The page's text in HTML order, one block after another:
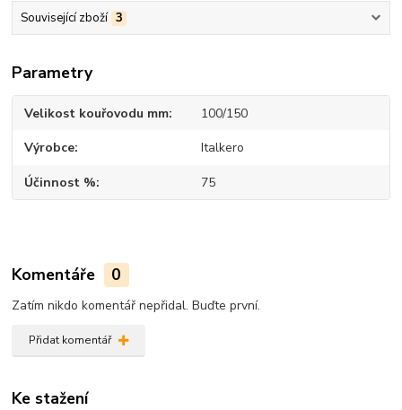
Související zboží 3
Parametry
Velikost kouřovodu mm 100/150
Výrobce Italkero
Účinnost % 75
Komentáře 0
Zatím nikdo komentář nepřidal. Buďte první.
Přidat komentář
Ke stažení